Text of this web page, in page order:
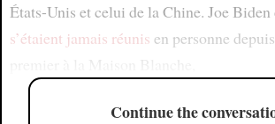
États-Unis et celui de la Chine. Joe
s’étaient jamais réunis en personne
Continue the